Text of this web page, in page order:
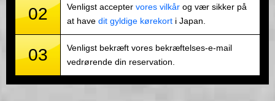
02 Venligst accepter vores vilkår og vær sikker på
at have dit gyldige kørekort i Japan.
03
Venligst bekræft vores bekræftelses-e-mail
vedrørende din reservation.